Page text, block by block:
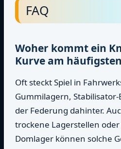
FAQ
Woher kommt ein
Kurve am
Oft steckt Spiel in
Gummilagern,
der Federung dahinter.
trockene Lagerstellen
Domlager können solche